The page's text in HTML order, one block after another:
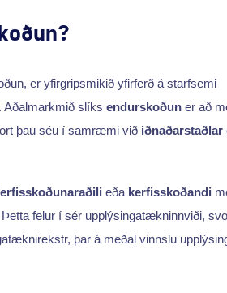
er yfirgripsmikið yfirferð á starfsemi
Aðalmarkmið slíks endurskoðuner að
þau séu í samræmi við iðnaðarstaðlar
eða kerfisskoðandi
Þetta felur í sér upplýsingatækninnviði,
þar á meðal vinnslu